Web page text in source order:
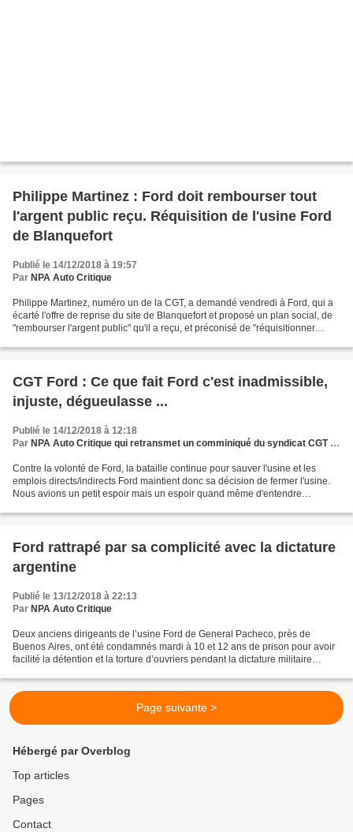
Philippe Martinez : Ford doit rembourser tout
l'argent public reçu. Réquisition de l'usine Ford
de Blanquefort
Publié le 14/12/2018 à 19:57
Par NPA Auto Critique
Philippe Martinez, numéro un de la CGT, a demandé vendredi à Ford, qui a
écarté l'offre de reprise du site de Blanquefort et proposé un plan social, de
"rembourser l'argent public" qu'il a reçu, et préconisé de "réquisitionner
CGT Ford : Ce que fait Ford c'est inadmissible,
injuste, dégueulasse ...
Publié le 14/12/2018 à 12:18
Par NPA Auto Critique qui retransmet un comminiqué du syndicat CGT Ford Blanquefort
Contre la volonté de Ford, la bataille continue pour sauver l'usine et les
emplois directs/indirects Ford maintient donc sa décision de fermer l'usine.
Nous avions un petit espoir mais un espoir quand même d'entendre
Ford rattrapé par sa complicité avec la dictature
argentine
Publié le 13/12/2018 à 22:13
Par NPA Auto Critique
Deux anciens dirigeants de l’usine Ford de General Pacheco, près de
Buenos Aires, ont été condamnés mardi à 10 et 12 ans de prison pour avoir
facilité la détention et la torture d’ouvriers pendant la dictature militaire
Page suivante >
Hébergé par Overblog
Top articles
Pages
Contact